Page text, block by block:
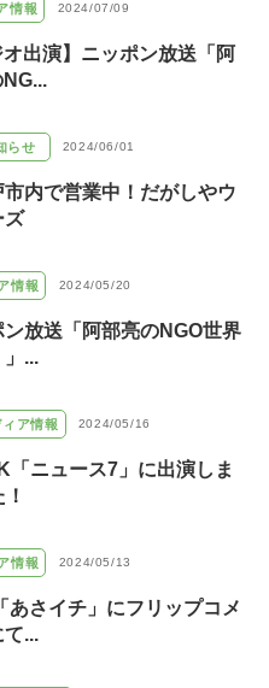
情報 2024/07/09
オ出演】ニッポン放送「阿
らせ 2024/06/01
市内で営業中！だがしやウ
ズ
情報 2024/05/20
ン放送「阿部亮のNGO世界
」...
ィア情報 2024/05/16
「ニュース7」に出演しま
情報 2024/05/13
あさイチ」にフリップコメ
て...